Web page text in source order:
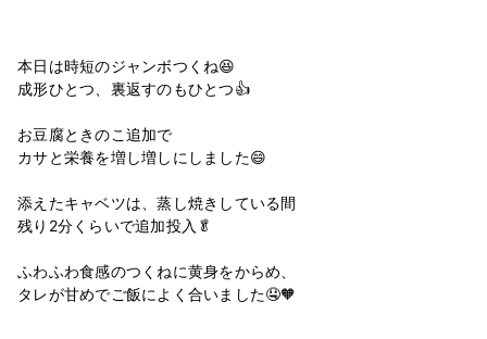
本日は時短のジャンボつくね😆
成形ひとつ、裏返すのもひとつ👍
お豆腐ときのこ追加で
カサと栄養を増し増しにしました😄
添えたキャベツは、蒸し焼きしている間
残り2分くらいで追加投入🥬
ふわふわ食感のつくねに黄身をからめ、
タレが甘めでご飯によく合いました🤤🧡